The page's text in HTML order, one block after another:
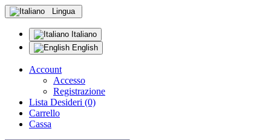
Lingua
Italiano
English
Account
Accesso
Registrazione
Lista Desideri (0)
Carrello
Cassa